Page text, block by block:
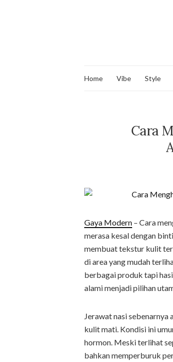
Home Vibe Style
Cara
Gaya Modern – Cara
merasa kesal dengan
membuat tekstur kulit
di area yang mudah
berbagai produk tapi
alami menjadi pilihan
Jerawat nasi
kulit mati. Kondisi ini
hormon. Meski terlihat
bahkan memperburuk